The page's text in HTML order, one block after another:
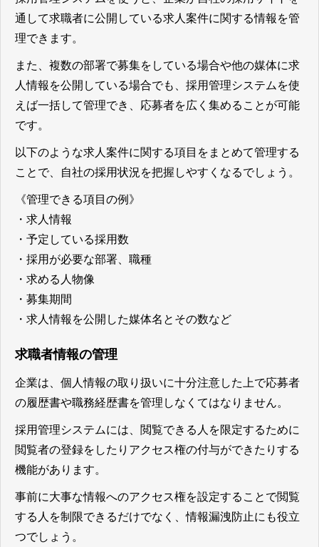
通して求職者に公開している求人案件に関する情報を管
理できます。
また、複数の部署で募集をしている場合や他の媒体に求
人情報を公開している場合でも、採用管理システムを使
えば一括して管理でき、応募者を広く集めることが可能
です。
以下のような求人案件に関する項目をまとめて管理する
ことで、自社の採用状況を把握しやすくなるでしょう。
《管理できる項目の例》
・求人情報
・予定している採用数
・採用が必要な部署、職種
・求める人物像
・募集期間
・求人情報を公開した媒体名とその数など
求職者情報の管理
企業は、個人情報の取り扱いに十分注意した上で応募者
の履歴書や職務経歴書を管理しなくてはなりません。
採用管理システムには、閲覧できる人を限定するために
閲覧者の登録をしたりアクセス権の付与ができたりする
機能があります。
事前に大事な情報へのアクセス権を設定することで閲覧
する人を制限できるだけでなく、情報漏洩防止にも役立
つでしょう。